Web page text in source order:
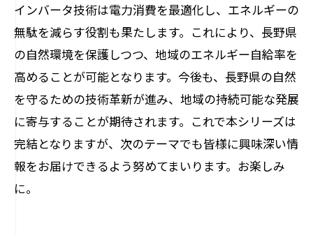
インバータ技術は電力消費を最適化し、エネルギーの
無駄を減らす役割も果たします。これにより、長野県
の自然環境を保護しつつ、地域のエネルギー自給率を
高めることが可能となります。今後も、長野県の自然
を守るための技術革新が進み、地域の持続可能な発展
に寄与することが期待されます。これで本シリーズは
完結となりますが、次のテーマでも皆様に興味深い情
報をお届けできるよう努めてまいります。お楽しみ
に。